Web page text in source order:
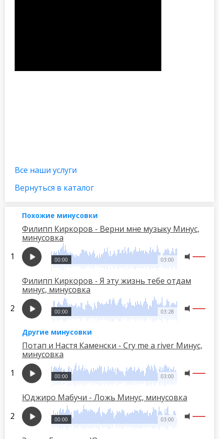
Все наши услуги
Вернуться в каталог
Похожие минусовки
Филипп Киркоров - Верни мне музыку Минус,
минусовка
03:00
00:00
Филипп Киркоров - Я эту жизнь тебе отдам
минус, минусовка
03:28
00:00
Другие минусовки
Потап и Настя Каменски - Cry me a river Минус,
минусовка
03:00
00:00
Юджиро Мабучи - Ложь Минус, минусовка
03:00
00:00